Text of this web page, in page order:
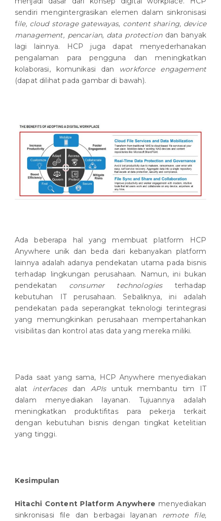
sendiri mengintergrasikan elemen dalam sinkronisasi
file, cloud storage gatewayas, content sharing, device
management, pencarian, data protectiondan banyak
lagi lainnya. HCP juga dapat menyederhanakan
pengalaman para pengguna dan meningkatkan
kolaborasi, komunikasi dan
workforce engagement
(dapat dilihat pada gambar di bawah).
Ada beberapa hal yang membuat platform HCP
Anywhere unik dan beda dari kebanyakan platform
lainnya adalah adanya pendekatan utama pada bisnis
terhadap lingkungan perusahaan. Namun, ini bukan
pendekatan consumer technologiesterhadap
kebutuhan IT perusahaan. Sebaliknya, ini adalah
pendekatan pada seperangkat teknologi terintegrasi
yang memungkinkan perusahaan mempertahankan
visibilitas dan kontrol atas data yang mereka miliki.
Pada saat yang sama, HCP Anywhere menyediakan
alat interfacesdan APIsuntuk membantu tim IT
dalam menyediakan layanan. Tujuannya adalah
meningkatkan produktifitas para pekerja terkait
dengan kebutuhan bisnis dengan tingkat ketelitian
yang tinggi.
Kesimpulan
Hitachi Content Platform Anywhere menyediakan
sinkronisasi file dan berbagai layanan remote file,